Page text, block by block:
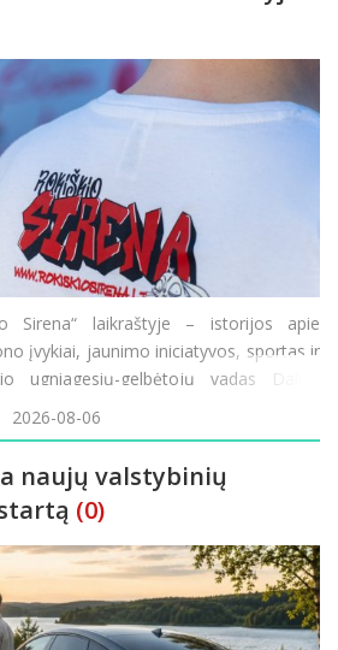
Sirena“ laikraštyje – istorijos apie
įvykiai, jaunimo iniciatyvos, sportas ir
gelbėtojų vadas Dalius
Lietuvos istorijoje tokio mast
2026-08-06
naujų valstybinių
(0)